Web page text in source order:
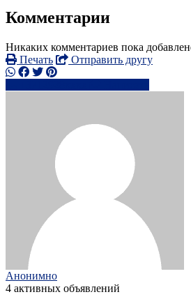
Комментарии
Никаких комментариев пока
Печать
Отправить другу
Анонимно
4 активных объявлений